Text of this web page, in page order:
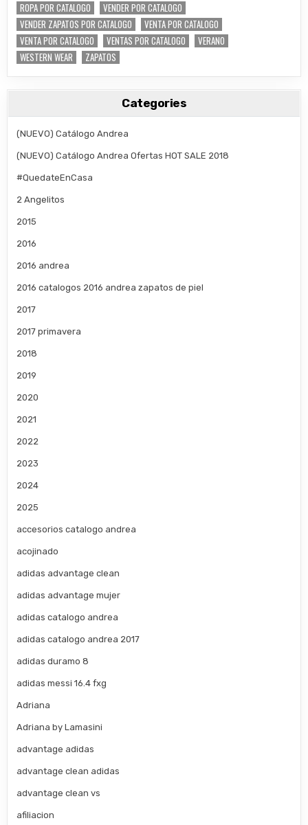
ROPA POR CATALOGO
VENDER POR CATALOGO
VENDER ZAPATOS POR CATALOGO
VENTA POR CATALOGO
VENTA POR CATALOGO
VENTAS POR CATALOGO
VERANO
WESTERN WEAR
ZAPATOS
Categories
(NUEVO) Catálogo Andrea
(NUEVO) Catálogo Andrea Ofertas HOT SALE 2018
#QuedateEnCasa
2 Angelitos
2015
2016
2016 andrea
2016 catalogos 2016 andrea zapatos de piel
2017
2017 primavera
2018
2019
2020
2021
2022
2023
2024
2025
accesorios catalogo andrea
acojinado
adidas advantage clean
adidas advantage mujer
adidas catalogo andrea
adidas catalogo andrea 2017
adidas duramo 8
adidas messi 16.4 fxg
Adriana
Adriana by Lamasini
advantage adidas
advantage clean adidas
advantage clean vs
afiliacion